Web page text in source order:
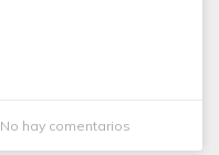
No hay comentarios